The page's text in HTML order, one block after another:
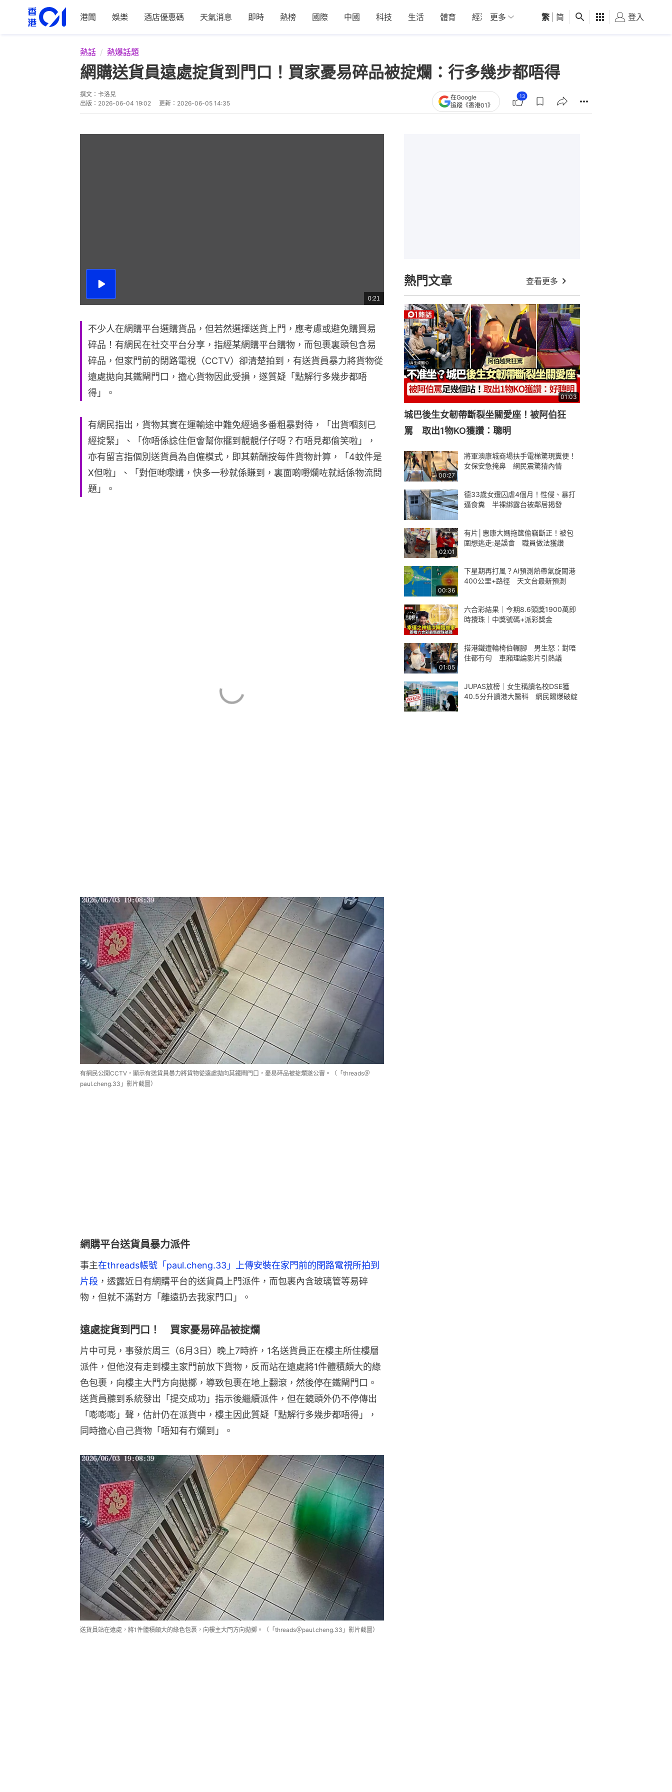
港聞 娛樂 酒店優惠碼 天氣消息 即時 熱榜 國際 中國 科技 生活 體育 經濟 01深圳 觀點 健康 好食玩飛
更多 繁 简 登入
熱話 熱爆話題
網購送貨員遠處掟貨到門口！買家憂易碎品被掟爛：行多幾步都唔得
撰文： 卡洛兒
出版： 2026-06-04 19:02 更新： 2026-06-05 14:35
在Google
追蹤《香港01》
13
播
總
共
0:21
不少人在網購平台選購貨品，但若然選擇送貨上門，應考慮或避免購買易
碎品！有網民在社交平台分享，指經某網購平台購物，而包裹裏頭包含易
碎品，但家門前的閉路電視（CCTV）卻清楚拍到，有送貨員暴力將貨物從
遠處拋向其鐵閘門口，擔心貨物因此受損，遂質疑「點解行多幾步都唔
得」。
有網民指出，貨物其實在運輸途中難免經過多番粗暴對待，「出貨嗰刻已
經掟緊」、「你唔係諗住佢會幫你擺到靚靚仔仔呀？冇唔見都偷笑啦」，
亦有留言指個別送貨員為自僱模式，即其薪酬按每件貨物計算，「4蚊件是
X但啦」、「對佢哋嚟講，快多一秒就係賺到，裏面啲嘢爛咗就話係物流問
題」。
有網民公開CCTV，顯示有送貨員暴力將貨物從遠處拋向其鐵閘門口，憂易碎品被掟爛遂公審。（「threads＠
paul.cheng.33」影片截圖）
網購平台送貨員暴力派件
事主在threads帳號「paul.cheng.33」上傳安裝在家門前的閉路電視所拍到
片段 ，透露近日有網購平台的送貨員上門派件，而包裹內含玻璃管等易碎
物，但就不滿對方「離遠扔去我家門口」。
遠處掟貨到門口！ 買家憂易碎品被掟爛
片中可見，事發於周三（6月3日）晚上7時許，1名送貨員正在樓主所住樓層
派件，但他沒有走到樓主家門前放下貨物，反而站在遠處將1件體積頗大的綠
色包裹，向樓主大門方向拋擲，導致包裹在地上翻滾，然後停在鐵閘門口。
送貨員聽到系統發出「提交成功」指示後繼續派件，但在鏡頭外仍不停傳出
「嘭嘭嘭」聲，估計仍在派貨中，樓主因此質疑「點解行多幾步都唔得」，
同時擔心自己貨物「唔知有冇爛到」。
送貨員站在遠處，將1件體積頗大的綠色包裹，向樓主大門方向拋擲。（「threads＠paul.cheng.33」影片截圖）
熱門文章 查看更多
01:03
城巴後生女韌帶斷裂坐關愛座！被阿伯狂
罵 取出1物KO獲讚：聰明
00:27
將軍澳康城商場扶手電梯驚現糞便！
女保安急掩鼻 網民震驚猜內情
德33歲女遭囚虐4個月！性侵、暴打
逼食糞 半裸綁露台被鄰居揭發
02:01
有片│惠康大媽拖篋偷竊斷正！被包
圍想逃走:是誤會 職員做法獲讚
00:36
下星期再打風？AI預測熱帶氣旋闖港
400公里+路徑 天文台最新預測
六合彩結果｜今期8.6頭獎1900萬即
時攪珠｜中獎號碼+派彩獎金
01:05
搭港鐵遭輪椅伯輾腳 男生怒：對唔
住都冇句 車廂理論影片引熱議
JUPAS放榜｜女生稱讀名校DSE獲
40.5分升讀港大醫科 網民踢爆破綻